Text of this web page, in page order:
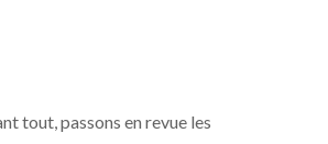
tout, passons en revue les